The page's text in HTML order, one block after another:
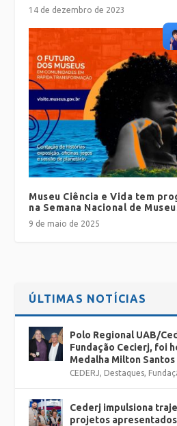
14 de dezembro de 2023
Museu Ciência e Vida tem
na Semana Nacional de
9 de maio de 2025
ÚLTIMAS NOTÍCIAS
Polo Regional UAB/
Fundação Cecierj, foi
Medalha Milton Santos
CEDERJ, Destaques,
Cederj impulsiona
projetos apresentados